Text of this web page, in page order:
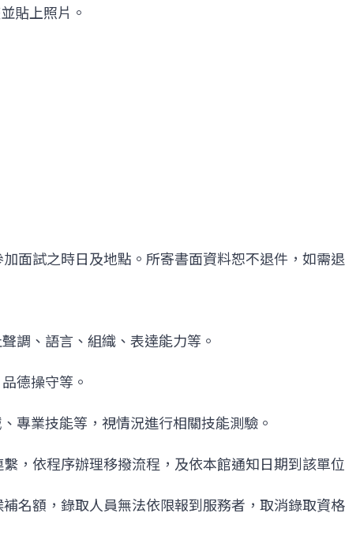
貼上照片。
面試之時日及地點。所寄書面資料恕不退件，如需
調、語言、組織、表達能力等。
德操守等。
專業技能等，視情況進行相關技能測驗。
，依程序辦理移撥流程，及依本館通知日期到該單位
名額，錄取人員無法依限報到服務者，取消錄取資